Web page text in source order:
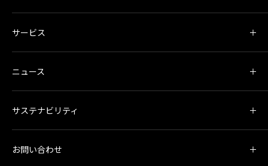
サービス
ニュース
サステナビリティ
お問い合わせ